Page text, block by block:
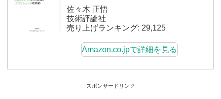
佐々木 正悟
技術評論社
売り上げランキング: 29,125
Amazon.co.jpで詳細を見る
スポンサードリンク